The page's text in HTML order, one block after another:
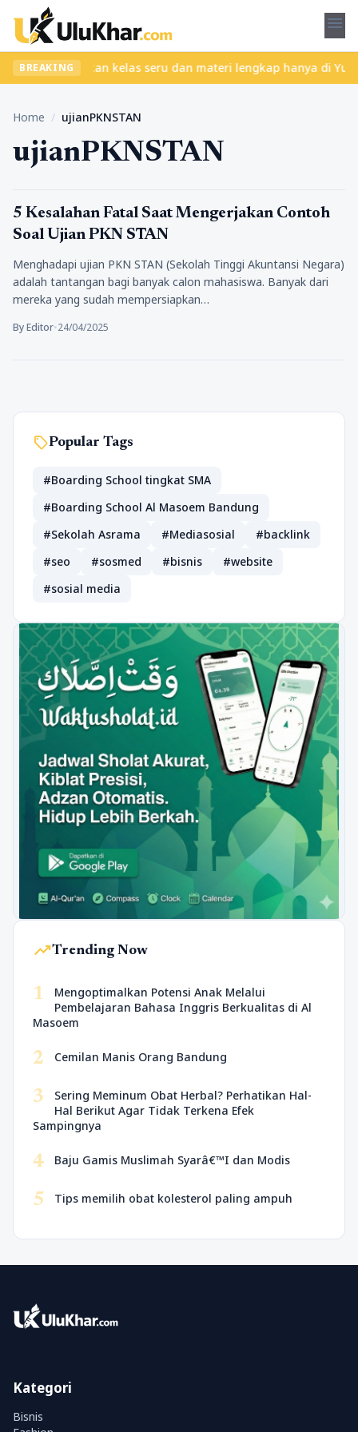
menu
BREAKING
Temukan kelas seru dan materi lengkap hanya di
Home / ujianPKNSTAN
ujianPKNSTAN
Pendidikan
5 Kesalahan Fatal Saat Mengerjakan Contoh
Soal Ujian PKN STAN
Menghadapi ujian PKN STAN (Sekolah Tinggi Akuntansi Negara)
adalah tantangan bagi banyak calon mahasiswa. Banyak dari
mereka yang sudah mempersiapkan…
By Editor•24/04/2025
sellPopular Tags
#Boarding School tingkat SMA
#Boarding School Al Masoem Bandung
#Sekolah Asrama
#Mediasosial
#backlink
#seo
#sosmed #bisnis
#website
#sosial media
trending_upTrending Now
1
Mengoptimalkan Potensi Anak Melalui
Pembelajaran Bahasa Inggris Berkualitas di Al
Masoem
2 Cemilan Manis Orang Bandung
3
Sering Meminum Obat Herbal? Perhatikan Hal-
Hal Berikut Agar Tidak Terkena Efek
Sampingnya
4 Baju Gamis Muslimah Syarâ€™I dan Modis
5 Tips memilih obat kolesterol paling ampuh
Kategori
Bisnis